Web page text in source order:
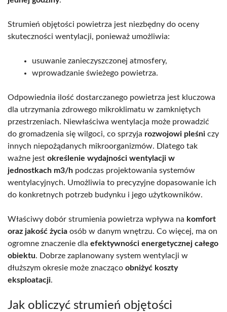
Strumień objętości powietrza jest niezbędny do oceny
skuteczności wentylacji, ponieważ umożliwia:
usuwanie zanieczyszczonej atmosfery,
wprowadzanie świeżego powietrza.
Odpowiednia ilość dostarczanego powietrza jest kluczowa
dla utrzymania zdrowego mikroklimatu w zamkniętych
przestrzeniach. Niewłaściwa wentylacja może prowadzić
do gromadzenia się wilgoci, co sprzyja rozwojowi pleśni czy
innych niepożądanych mikroorganizmów. Dlatego tak
ważne jest określenie wydajności wentylacji w
jednostkach m3/h podczas projektowania systemów
wentylacyjnych. Umożliwia to precyzyjne dopasowanie ich
do konkretnych potrzeb budynku i jego użytkowników.
Właściwy dobór strumienia powietrza wpływa na komfort
oraz jakość życia osób w danym wnętrzu. Co więcej, ma on
ogromne znaczenie dla efektywności energetycznej całego
obiektu. Dobrze zaplanowany system wentylacji w
dłuższym okresie może znacząco obniżyć koszty
eksploatacji.
Jak obliczyć strumień objętości